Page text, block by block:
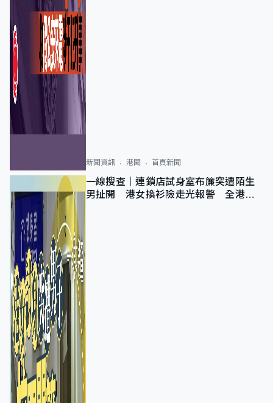
新聞資訊 港聞 首頁新聞
一線搜查｜連鎖店試身室布簾突遭陌生
男扯開 港女換衫險走光報警 全港分